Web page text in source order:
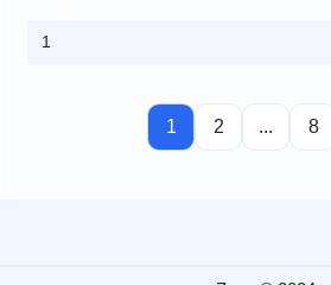
1
1 2 ... 8